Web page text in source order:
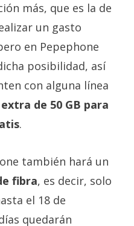
más, que es la de
un gasto
en Pepephone
posibilidad, así
con alguna línea
de 50 GB para
.
también hará un
fibra, es decir, solo
el 18 de
quedarán